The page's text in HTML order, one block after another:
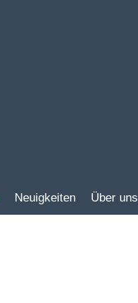
Neuigkeiten Über uns